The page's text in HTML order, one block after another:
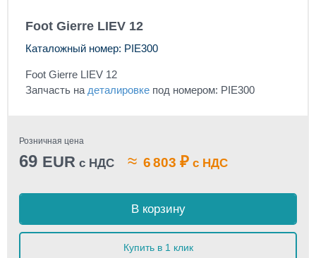
Foot Gierre LIEV 12
Каталожный номер: PIE300
Foot Gierre LIEV 12
Запчасть на деталировке под номером: PIE300
Розничная цена
69 EUR с НДС ≈ 6 803 ₽ с НДС
В корзину
Купить в 1 клик